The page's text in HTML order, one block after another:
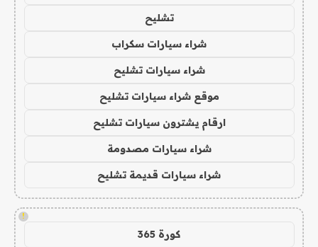
تشليح
شراء سيارات سكراب
شراء سيارات تشليح
موقع شراء سيارات تشليح
ارقام يشترون سيارات تشليح
شراء سيارات مصدومة
شراء سيارات قديمة تشليح
!
كورة 365